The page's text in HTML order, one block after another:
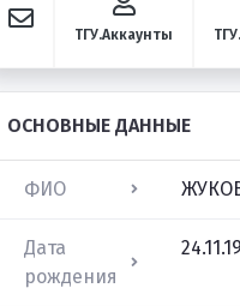
ТГУ.Аккаунты
ОСНОВНЫЕ ДАННЫЕ
ФИО
Дата
рождения